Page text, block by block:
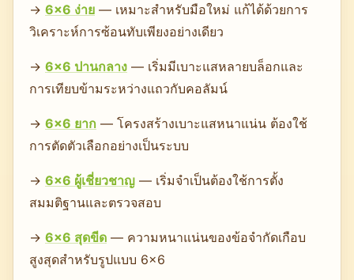
→ 6×6 ง่าย — เหมาะสำหรับมือใหม่ แก้ได้ด้วยการ
วิเคราะห์การซ้อนทับเพียงอย่างเดียว
→ 6×6 ปานกลาง — เริ่มมีเบาะแสหลายบล็อกและ
การเทียบข้ามระหว่างแถวกับคอลัมน์
→ 6×6 ยาก — โครงสร้างเบาะแสหนาแน่น ต้องใช้
การตัดตัวเลือกอย่างเป็นระบบ
→ 6×6 ผู้เชี่ยวชาญ — เริ่มจำเป็นต้องใช้การตั้ง
สมมติฐานและตรวจสอบ
→ 6×6 สุดขีด — ความหนาแน่นของข้อจำกัดเกือบ
สูงสุดสำหรับรูปแบบ 6×6